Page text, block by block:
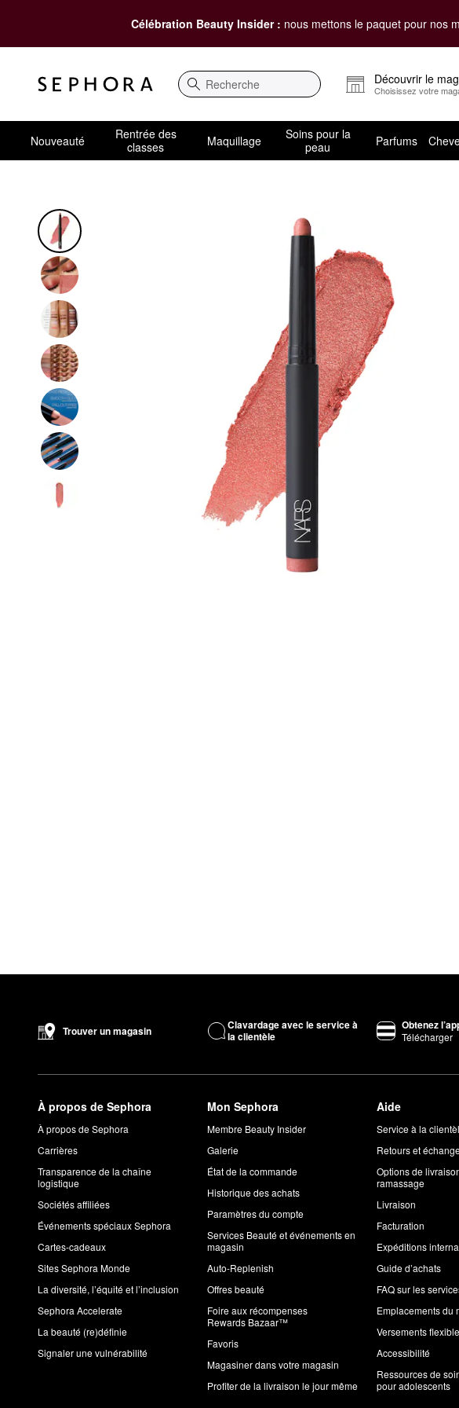
Célébration Beauty Insider : nous mettons le paquet pour nos
Recherche
Découvrir le
Choisissez votre
Nouveauté
Rentrée des
classes
Maquillage
Soins pour la
peau
Parfums
Trouver un magasin
Clavardage avec le service à
la clientèle
Obtenez
Télécharger
À propos de Sephora
À propos de Sephora
Carrières
Transparence de la chaîne
logistique
Sociétés affiliées
Événements spéciaux Sephora
Cartes-cadeaux
Sites Sephora Monde
La diversité, l’équité et l’inclusion
Sephora Accelerate
La beauté (re)définie
Signaler une vulnérabilité
Mon Sephora
Membre Beauty Insider
Galerie
État de la commande
Historique des achats
Paramètres du compte
Services Beauté et événements en
magasin
Auto-Replenish
Offres beauté
Foire aux récompenses
Rewards Bazaar™
Favoris
Magasiner dans votre magasin
Profiter de la livraison le jour même
Aide
Service à la
Retours et
Options de
ramassage
Livraison
Facturation
Expéditions
Guide d’achats
FAQ sur les
Emplacements du
Versements
Accessibilité
Ressources de
pour adolescents